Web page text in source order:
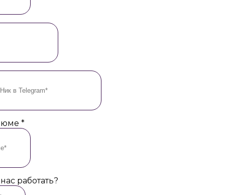
*
работать?